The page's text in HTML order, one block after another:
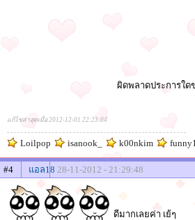
ผิดพลาดประการใ
แก้ไขล่าสุดเมื่อ 2012-12-01 22:23:04
Loilpop isanook_ k00nkim
#4 แอล18 28-11-2012 - 21:29:48
ดีมากเลยค่า เย้ๆ